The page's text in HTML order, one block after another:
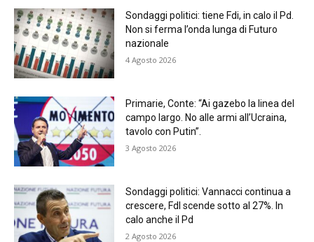
Sondaggi politici: tiene Fdi, in calo il Pd.
Non si ferma l’onda lunga di Futuro
nazionale
4 Agosto 2026
Primarie, Conte: “Ai gazebo la linea del
campo largo. No alle armi all’Ucraina,
tavolo con Putin”.
3 Agosto 2026
Sondaggi politici: Vannacci continua a
crescere, FdI scende sotto al 27%. In
calo anche il Pd
2 Agosto 2026